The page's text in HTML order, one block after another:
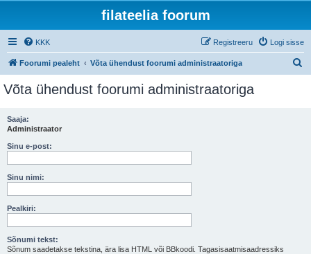
filateelia foorum
KKK Logi sisse
Registreeru
Foorumi pealeht Võta ühendust foorumi administraatoriga
Võta ühendust foorumi administraatoriga
Saaja:
Administraator
Sinu e-post:
Sinu nimi:
Pealkiri:
Sõnumi tekst:
Sõnum saadetakse tekstina, ära lisa HTML või BBkoodi. Tagasisaatmisaadressiks